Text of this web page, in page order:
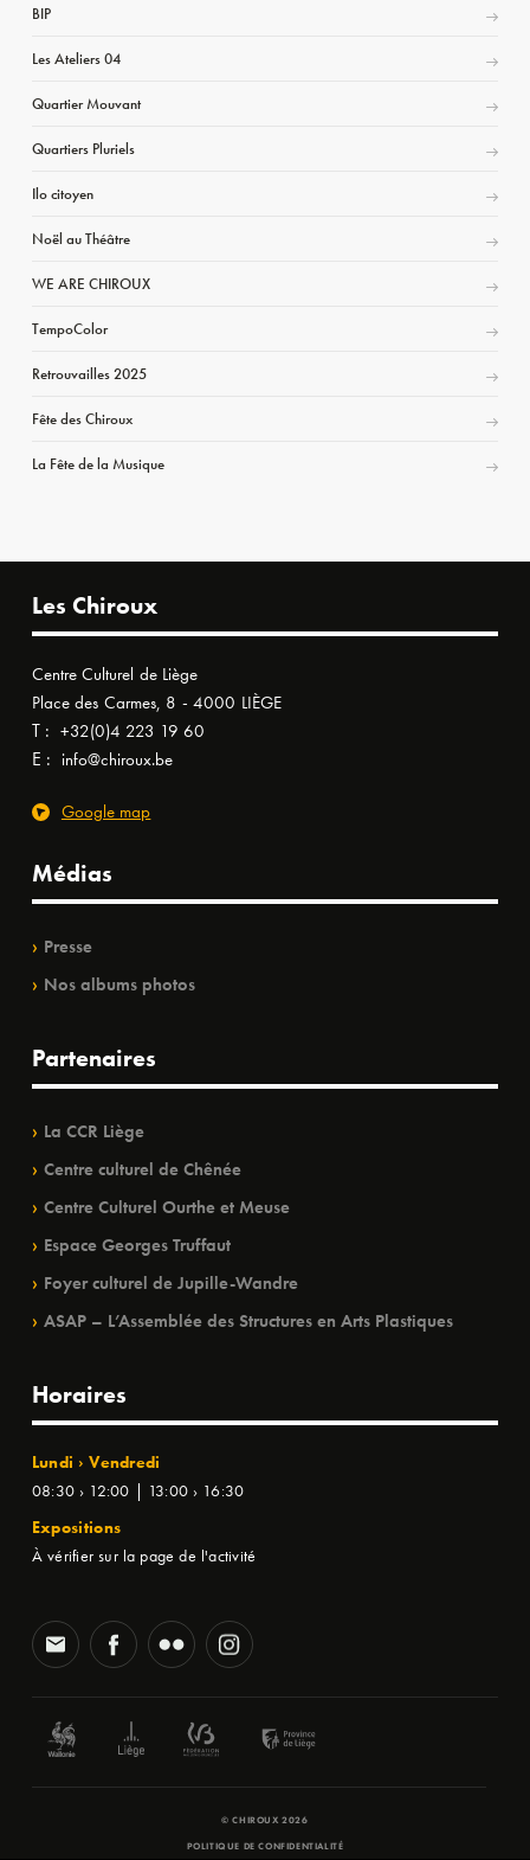
BIP
Les Ateliers 04
Quartier Mouvant
Quartiers Pluriels
Ilo citoyen
Noël au Théâtre
WE ARE CHIROUX
TempoColor
Retrouvailles 2025
Fête des Chiroux
La Fête de la Musique
Les Chiroux
Centre Culturel de Liège
Place des Carmes, 8 - 4000 LIÈGE
T : +32(0)4 223 19 60
E : info@chiroux.be
Google map
Médias
Presse
Nos albums photos
Partenaires
La CCR Liège
Centre culturel de Chênée
Centre Culturel Ourthe et Meuse
Espace Georges Truffaut
Foyer culturel de Jupille-Wandre
ASAP – L’Assemblée des Structures en Arts Plastiques
Horaires
Lundi › Vendredi
08:30 › 12:00 | 13:00 › 16:30
Expositions
À vérifier sur la page de l'activité
© CHIROUX 2026
POLITIQUE DE CONFIDENTIALITÉ